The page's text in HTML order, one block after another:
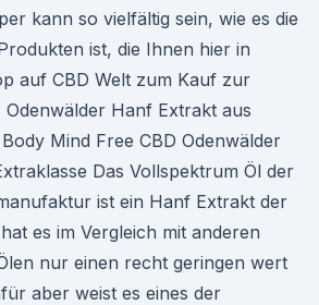
kann so vielfältig sein, wie es die
ist, die Ihnen hier in
auf CBD Welt zum Kauf zur
Hanf Extrakt aus
Mind Free CBD Odenwälder
Das Vollspektrum Öl der
ist ein Hanf Extrakt der
es im Vergleich mit anderen
nur einen recht geringen wert
aber weist es eines der